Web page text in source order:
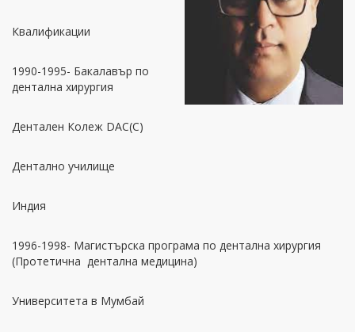
Квалификации
1990-1995- Бакалавър по
дентална хирургия
Дентален Колеж DAC(C)
Дентално училище
Индия
1996-1998- Магистърска програма по дентална хирургия
(Протетична дентална медицина)
Университета в Мумбай